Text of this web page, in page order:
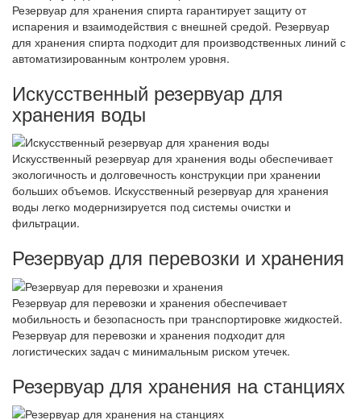
Резервуар для хранения спирта гарантирует защиту от
испарения и взаимодействия с внешней средой. Резервуар
для хранения спирта подходит для производственных линий с
автоматизированным контролем уровня.
Искусственный резервуар для
хранения воды
Искусственный резервуар для хранения воды обеспечивает
экологичность и долговечность конструкции при хранении
больших объемов. Искусственный резервуар для хранения
воды легко модернизируется под системы очистки и
фильтрации.
Резервуар для перевозки и хранения
Резервуар для перевозки и хранения обеспечивает
мобильность и безопасность при транспортировке жидкостей.
Резервуар для перевозки и хранения подходит для
логистических задач с минимальным риском утечек.
Резервуар для хранения на станциях